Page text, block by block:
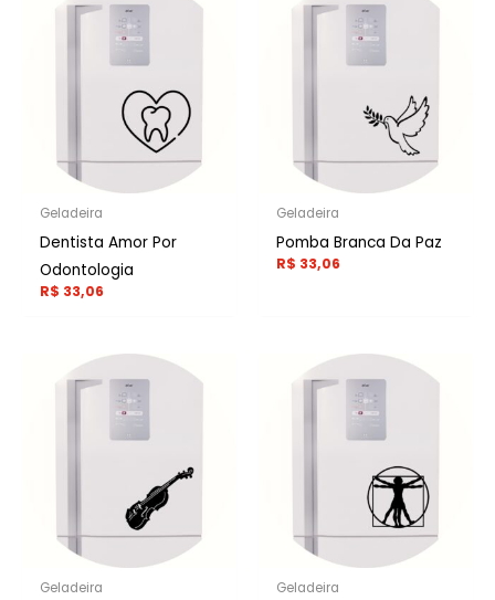
Geladeira
Dentista Amor Por
Odontologia
R$ 33,06
Geladeira
Pomba Branca Da Paz
R$ 33,06
Geladeira Geladeira